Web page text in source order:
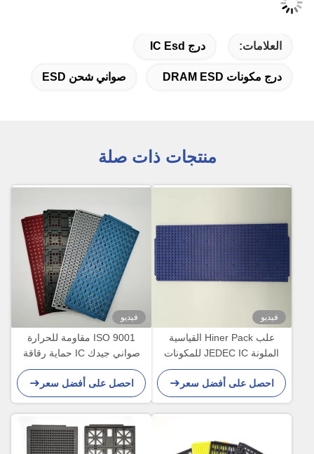
العلامات: درج IC Esd
درج مكونات DRAM ESD صواني شحن ESD
منتجات ذات صلة
فيديو
علب Hiner Pack القياسية
الملونة JEDEC IC للمكونات
الدقيقة
احصل على أفضل سعر
فيديو
ISO 9001 مقاومة للحرارة
صواني جيدك IC حماية رقاقة
ESD PPE MPPO قياسي
احصل على أفضل سعر